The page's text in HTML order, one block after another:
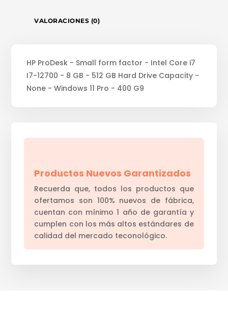
VALORACIONES (0)
HP ProDesk - Small form factor - Intel Core i7
I7-12700 - 8 GB - 512 GB Hard Drive Capacity -
None - Windows 11 Pro - 400 G9
Productos Nuevos Garantizados
Recuerda que, todos los productos que
ofertamos son 100% nuevos de fábrica,
cuentan con mínimo 1 año de garantía y
cumplen con los más altos estándares de
calidad del mercado teconológico.